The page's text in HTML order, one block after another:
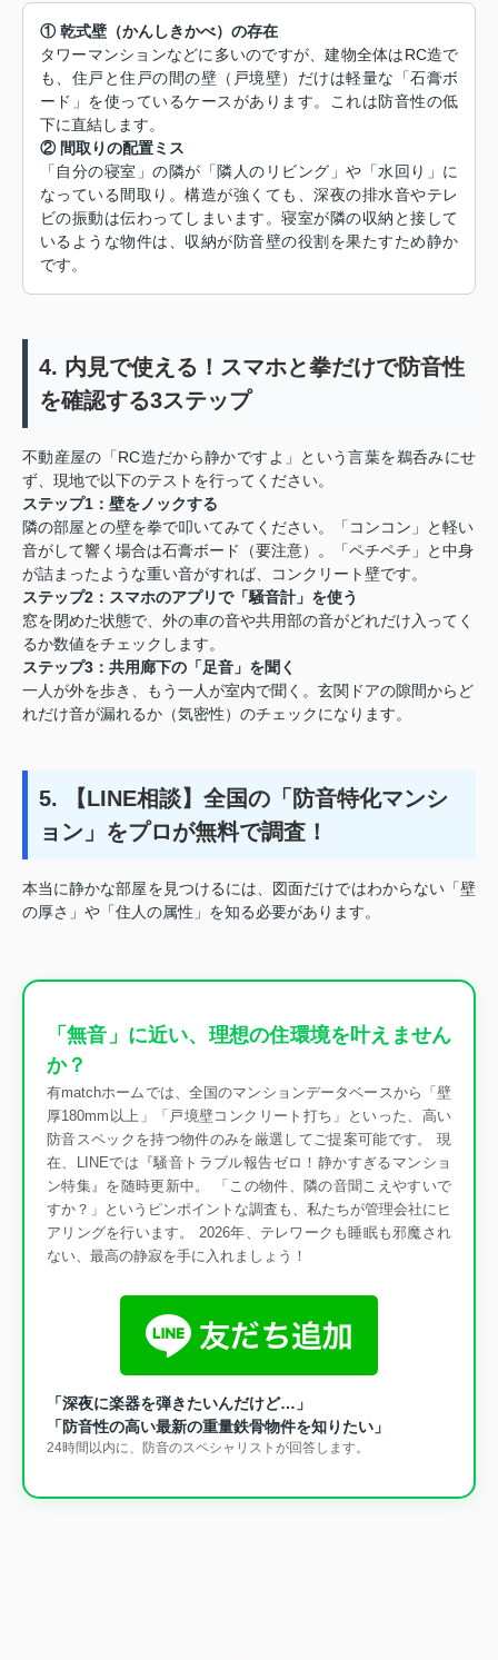
① 乾式壁（かんしきかべ）の存在
タワーマンションなどに多いのですが、建物全体はRC造で
も、住戸と住戸の間の壁（戸境壁）だけは軽量な「石膏ボ
ード」を使っているケースがあります。これは防音性の低
下に直結します。
② 間取りの配置ミス
「自分の寝室」の隣が「隣人のリビング」や「水回り」に
なっている間取り。構造が強くても、深夜の排水音やテレ
ビの振動は伝わってしまいます。寝室が隣の収納と接して
いるような物件は、収納が防音壁の役割を果たすため静か
です。
4. 内見で使える！スマホと拳だけで防音性
を確認する3ステップ
不動産屋の「RC造だから静かですよ」という言葉を鵜呑みにせ
ず、現地で以下のテストを行ってください。
ステップ1：壁をノックする
隣の部屋との壁を拳で叩いてみてください。「コンコン」と軽い
音がして響く場合は石膏ボード（要注意）。「ペチペチ」と中身
が詰まったような重い音がすれば、コンクリート壁です。
ステップ2：スマホのアプリで「騒音計」を使う
窓を閉めた状態で、外の車の音や共用部の音がどれだけ入ってく
るか数値をチェックします。
ステップ3：共用廊下の「足音」を聞く
一人が外を歩き、もう一人が室内で聞く。玄関ドアの隙間からど
れだけ音が漏れるか（気密性）のチェックになります。
5. 【LINE相談】全国の「防音特化マンシ
ョン」をプロが無料で調査！
本当に静かな部屋を見つけるには、図面だけではわからない「壁
の厚さ」や「住人の属性」を知る必要があります。
「無音」に近い、理想の住環境を叶えません
か？
有matchホームでは、全国のマンションデータベースから「壁
厚180mm以上」「戸境壁コンクリート打ち」といった、高い
防音スペックを持つ物件のみを厳選してご提案可能です。 現
在、LINEでは『騒音トラブル報告ゼロ！静かすぎるマンショ
ン特集』を随時更新中。 「この物件、隣の音聞こえやすいで
すか？」というピンポイントな調査も、私たちが管理会社にヒ
アリングを行います。 2026年、テレワークも睡眠も邪魔され
ない、最高の静寂を手に入れましょう！
「深夜に楽器を弾きたいんだけど…」
「防音性の高い最新の重量鉄骨物件を知りたい」
24時間以内に、防音のスペシャリストが回答します。